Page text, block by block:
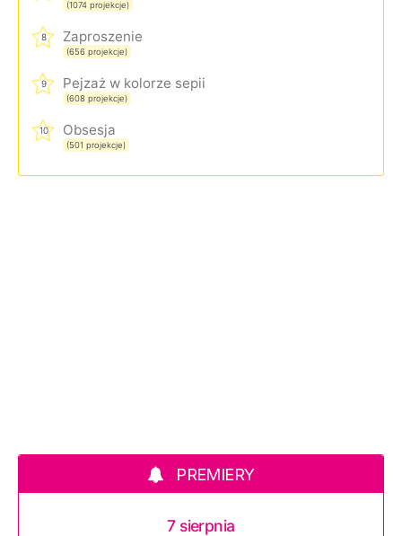
(1074 projekcje)
8 Zaproszenie
(656 projekcje)
9 Pejzaż w kolorze sepii
(608 projekcje)
10 Obsesja
(501 projekcje)
PREMIERY
7 sierpnia